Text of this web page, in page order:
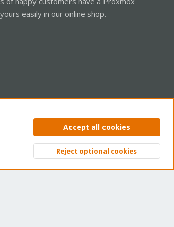
easily in our online shop.
Privacy policy Help Home
Top
Accept all cookies
Reject optional cookies